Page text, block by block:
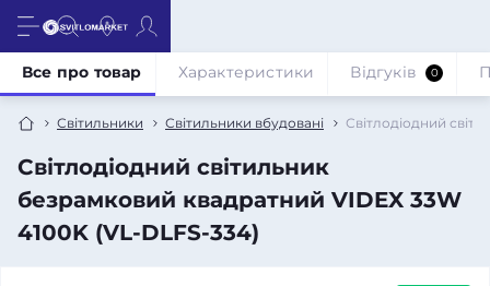
Світильники Світильники вбудовані Світлодіодний
Світлодіодний світильник
безрамковий квадратний VIDEX 33W
4100K (VL-DLFS-334)
Все про товар Характеристики Відгуків 0